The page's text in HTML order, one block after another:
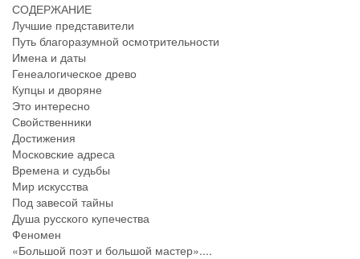
СОДЕРЖАНИЕ
Лучшие представители
Путь благоразумной осмотрительности
Имена и даты
Генеалогическое древо
Купцы и дворяне
Это интересно
Свойственники
Достижения
Московские адреса
Времена и судьбы
Мир искусства
Под завесой тайны
Душа русского купечества
Феномен
«Большой поэт и большой мастер»....